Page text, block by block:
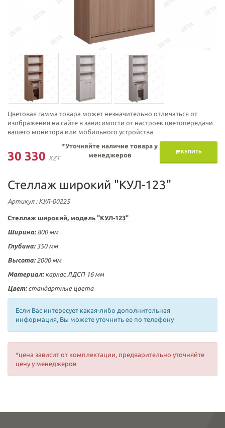
Цветовая гамма товара может незначительно отличаться от
изображения на сайте в зависимости от настроек цветопередачи
вашего монитора или мобильного устройства
30 330 KZT
КУПИТЬ
*Уточняйте наличие товара у
менеджеров
Стеллаж широкий "КУЛ-123"
Артикул: КУЛ-00225
Стеллаж широкий, модель "КУЛ-123"
Ширина: 800 мм
Глубина: 350 мм
Высота: 2000 мм
Материал: каркас ЛДСП 16 мм
Цвет: стандартные цвета
Если Вас интересует какая-либо дополнительная
информация, Вы можете уточнить ее по телефону
*цена зависит от комплектации, предварительно уточняйте
цену у менеджеров